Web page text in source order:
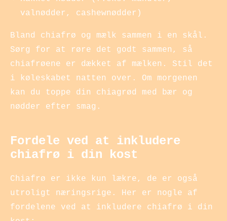
valnødder, cashewnødder)
Bland chiafrø og mælk sammen i en skål.
Sørg for at røre det godt sammen, så
chiafrøene er dækket af mælken. Stil det
i køleskabet natten over. Om morgenen
kan du toppe din chiagrød med bær og
nødder efter smag.
Fordele ved at inkludere
chiafrø i din kost
Chiafrø er ikke kun lækre, de er også
utroligt næringsrige. Her er nogle af
fordelene ved at inkludere chiafrø i din